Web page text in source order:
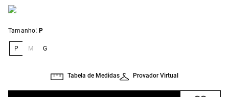
Tamanho: P
P M G
Provador Virtual
Tabela de Medidas